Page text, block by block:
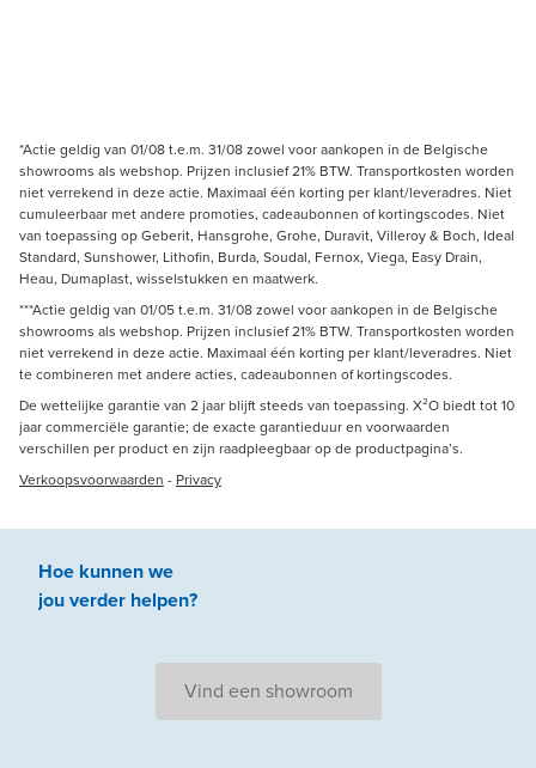
*Actie geldig van 01/08 t.e.m. 31/08 zowel voor aankopen in de Belgische
showrooms als webshop. Prijzen inclusief 21% BTW. Transportkosten worden
niet verrekend in deze actie. Maximaal één korting per klant/leveradres. Niet
cumuleerbaar met andere promoties, cadeaubonnen of kortingscodes. Niet
van toepassing op Geberit, Hansgrohe, Grohe, Duravit, Villeroy & Boch, Ideal
Standard, Sunshower, Lithofin, Burda, Soudal, Fernox, Viega, Easy Drain,
Heau, Dumaplast, wisselstukken en maatwerk.
***Actie geldig van 01/05 t.e.m. 31/08 zowel voor aankopen in de Belgische
showrooms als webshop. Prijzen inclusief 21% BTW. Transportkosten worden
niet verrekend in deze actie. Maximaal één korting per klant/leveradres. Niet
te combineren met andere acties, cadeaubonnen of kortingscodes.
De wettelijke garantie van 2 jaar blijft steeds van toepassing. X²O biedt tot 10
jaar commerciële garantie; de exacte garantieduur en voorwaarden
verschillen per product en zijn raadpleegbaar op de productpagina’s.
Verkoopsvoorwaarden - Privacy
Hoe kunnen we
jouverder helpen?
Vind een showroom